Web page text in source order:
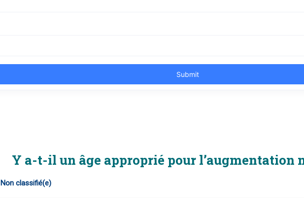
Y a-t-il un âge approprié pour l’augmentation
Non classifié(e)